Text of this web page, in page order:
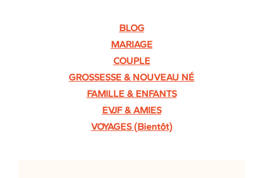
BLOG
MARIAGE
COUPLE
GROSSESSE & NOUVEAU NÉ
FAMILLE & ENFANTS
EVJF & AMIES
VOYAGES (Bientôt)